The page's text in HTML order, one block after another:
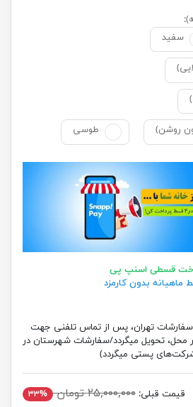
سفید
روشن) طوسی
قسطی اسنپ پی
7 روز (سفارشات تهران، پس از تماس تلفنی جهت
محل، تحویل میگردد/سفارشات شهرستان در
شرکت‌های پستی میگردد)
قیمت قبلی: ۲۵,۰۰۰,۰۰۰ تومان ۳۳%